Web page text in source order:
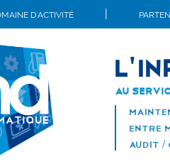
D'ACTIVITÉ
Au
ENTRE
AUDIT /